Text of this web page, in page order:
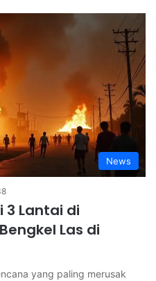
News
3 Lantai di
Las di
yang paling merusak